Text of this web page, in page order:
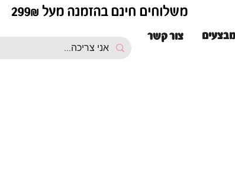
צור קשר מבצעים
משלוחים חינם בהזמנה מעל 299₪